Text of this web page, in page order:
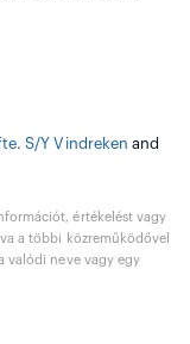
S/Y Vindreken and
értékelést vagy
a többi közreműködővel
valódi neve vagy egy